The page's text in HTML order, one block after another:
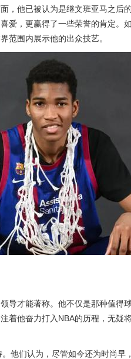
，他已被认为是继文班亚马之后
爱，更赢得了一些荣誉的肯定。
范围内展示他的出众技艺。
导才能著称。他不仅是那种值得
着他奋力打入NBA的历程，无疑
他们认为，尽管如今还为时尚早